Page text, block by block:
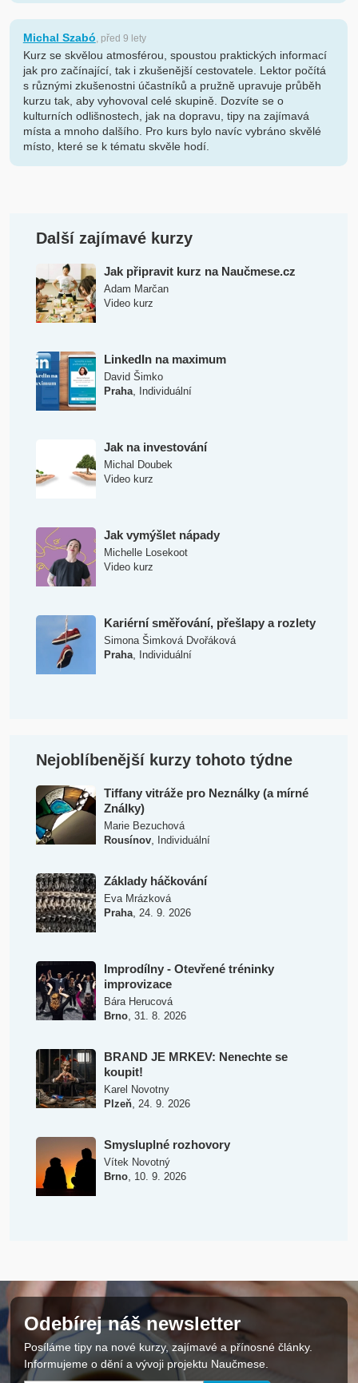
Michal Szabó, před 9 lety
Kurz se skvělou atmosférou, spoustou praktických informací
jak pro začínající, tak i zkušenější cestovatele. Lektor počítá
s různými zkušenostni účastníků a pružně upravuje průběh
kurzu tak, aby vyhovoval celé skupině. Dozvíte se o
kulturních odlišnostech, jak na dopravu, tipy na zajímavá
místa a mnoho dalšího. Pro kurs bylo navíc vybráno skvělé
místo, které se k tématu skvěle hodí.
Další zajímavé kurzy
Jak připravit kurz na Naučmese.cz
Adam Marčan
Video kurz
LinkedIn na maximum
David Šimko
Praha, Individuální
Jak na investování
Michal Doubek
Video kurz
Jak vymýšlet nápady
Michelle Losekoot
Video kurz
Kariérní směřování, přešlapy a rozlety
Simona Šimková Dvořáková
Praha, Individuální
Nejoblíbenější kurzy tohoto týdne
Tiffany vitráže pro Neználky (a mírné
Ználky)
Marie Bezuchová
Rousínov, Individuální
Základy háčkování
Eva Mrázková
Praha, 24. 9. 2026
Improdílny - Otevřené tréninky
improvizace
Bára Herucová
Brno, 31. 8. 2026
BRAND JE MRKEV: Nenechte se
koupit!
Karel Novotny
Plzeň, 24. 9. 2026
Smysluplné rozhovory
Vítek Novotný
Brno, 10. 9. 2026
Odebírej náš newsletter
Posíláme tipy na nové kurzy, zajímavé a přínosné články.
Informujeme o dění a vývoji projektu Naučmese.